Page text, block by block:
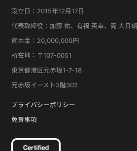
設立日：2015年12月17日
代表取締役：加藤 佑、有福 英幸、筧 大日朗
資本金：20,000,000円
所在地：〒107-0051
東京都港区元赤坂1-7-18
元赤坂イースト3階302
プライバシーポリシー
免責事項